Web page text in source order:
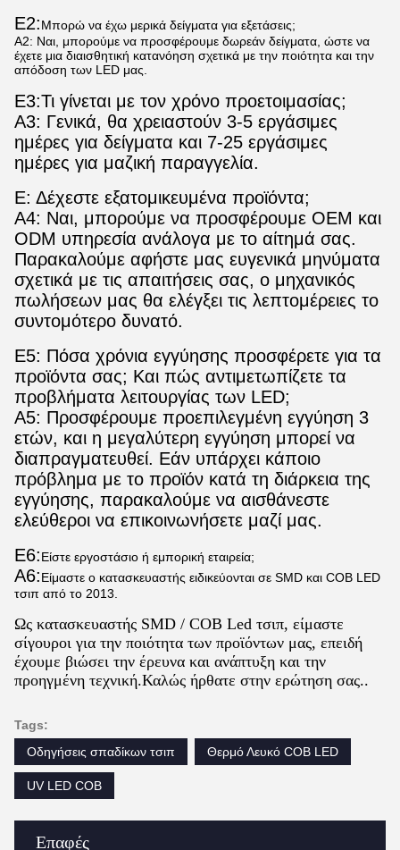
Επαφές
Ε2:Μπορώ να έχω μερικά δείγματα για εξετάσεις;
Α2: Ναι, μπορούμε να προσφέρουμε δωρεάν δείγματα, ώστε να
έχετε μια διαισθητική κατανόηση σχετικά με την ποιότητα και την
απόδοση των LED μας.
Ε3:Τι γίνεται με τον χρόνο προετοιμασίας;
Α3: Γενικά, θα χρειαστούν 3-5 εργάσιμες
ημέρες για δείγματα και 7-25 εργάσιμες
ημέρες για μαζική παραγγελία.
Ε: Δέχεστε εξατομικευμένα προϊόντα;
Α4: Ναι, μπορούμε να προσφέρουμε OEM και
ODM υπηρεσία ανάλογα με το αίτημά σας.
Παρακαλούμε αφήστε μας ευγενικά μηνύματα
σχετικά με τις απαιτήσεις σας, ο μηχανικός
πωλήσεων μας θα ελέγξει τις λεπτομέρειες το
συντομότερο δυνατό.
Ε5: Πόσα χρόνια εγγύησης προσφέρετε για τα
προϊόντα σας; Και πώς αντιμετωπίζετε τα
προβλήματα λειτουργίας των LED;
Α5: Προσφέρουμε προεπιλεγμένη εγγύηση 3
ετών, και η μεγαλύτερη εγγύηση μπορεί να
διαπραγματευθεί. Εάν υπάρχει κάποιο
πρόβλημα με το προϊόν κατά τη διάρκεια της
εγγύησης, παρακαλούμε να αισθάνεστε
ελεύθεροι να επικοινωνήσετε μαζί μας.
Ε6:Είστε εργοστάσιο ή εμπορική εταιρεία;
Α6:Είμαστε ο κατασκευαστής ειδικεύονται σε SMD και COB LED
τσιπ από το 2013.
Ως κατασκευαστής SMD / COB Led τσιπ, είμαστε
σίγουροι για την ποιότητα των προϊόντων μας, επειδή
έχουμε βιώσει την έρευνα και ανάπτυξη και την
προηγμένη τεχνική.Καλώς ήρθατε στην ερώτηση σας..
Tags:
Οδηγήσεις σπαδίκων τσιπ
Θερμό Λευκό COB LED
UV LED COB